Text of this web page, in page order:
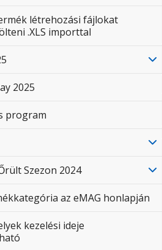
létrehozási fájlokat
.XLS importtal
2025
program
Szezon 2024
az eMAG honlapján
kezelési ideje